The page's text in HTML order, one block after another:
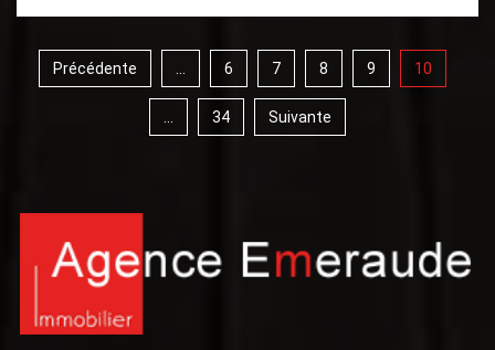
chambres, salle d'eau avec douche à l'italienne et wc.
Précédente 6 7 8 9 10
34 Suivante